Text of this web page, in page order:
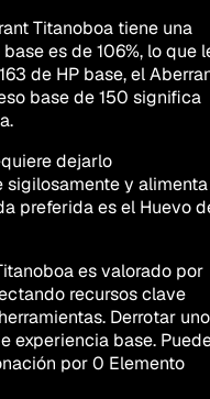
Titanoboa tiene una
es de 106%, lo que
de HP base, el
base de 150 significa
dejarlo
sigilosamente y alimenta
preferida es el Huevo
es valorado por
recursos clave
Derrotar uno
experiencia base.
por 0 Elemento